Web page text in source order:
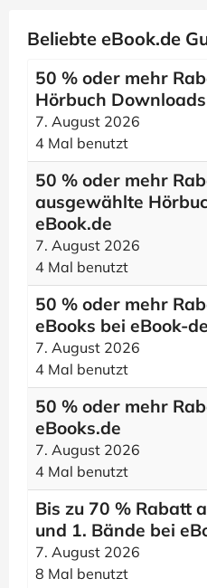
Beliebte eBook.de
50 % oder mehr
Hörbuch
7. August 2026
4 Mal benutzt
50 % oder mehr
ausgewählte
eBook.de
7. August 2026
4 Mal benutzt
50 % oder mehr
eBooks bei eBook-de
7. August 2026
4 Mal benutzt
50 % oder mehr
eBooks.de
7. August 2026
4 Mal benutzt
Bis zu 70 % Rabatt
und 1. Bände bei
7. August 2026
8 Mal benutzt